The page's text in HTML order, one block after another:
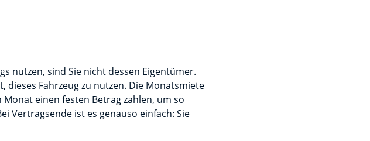
nutzen, sind Sie nicht dessen Eigentümer.
dieses Fahrzeug zu nutzen. Die Monatsmiete
einen festen Betrag zahlen, um so
Vertragsende ist es genauso einfach: Sie